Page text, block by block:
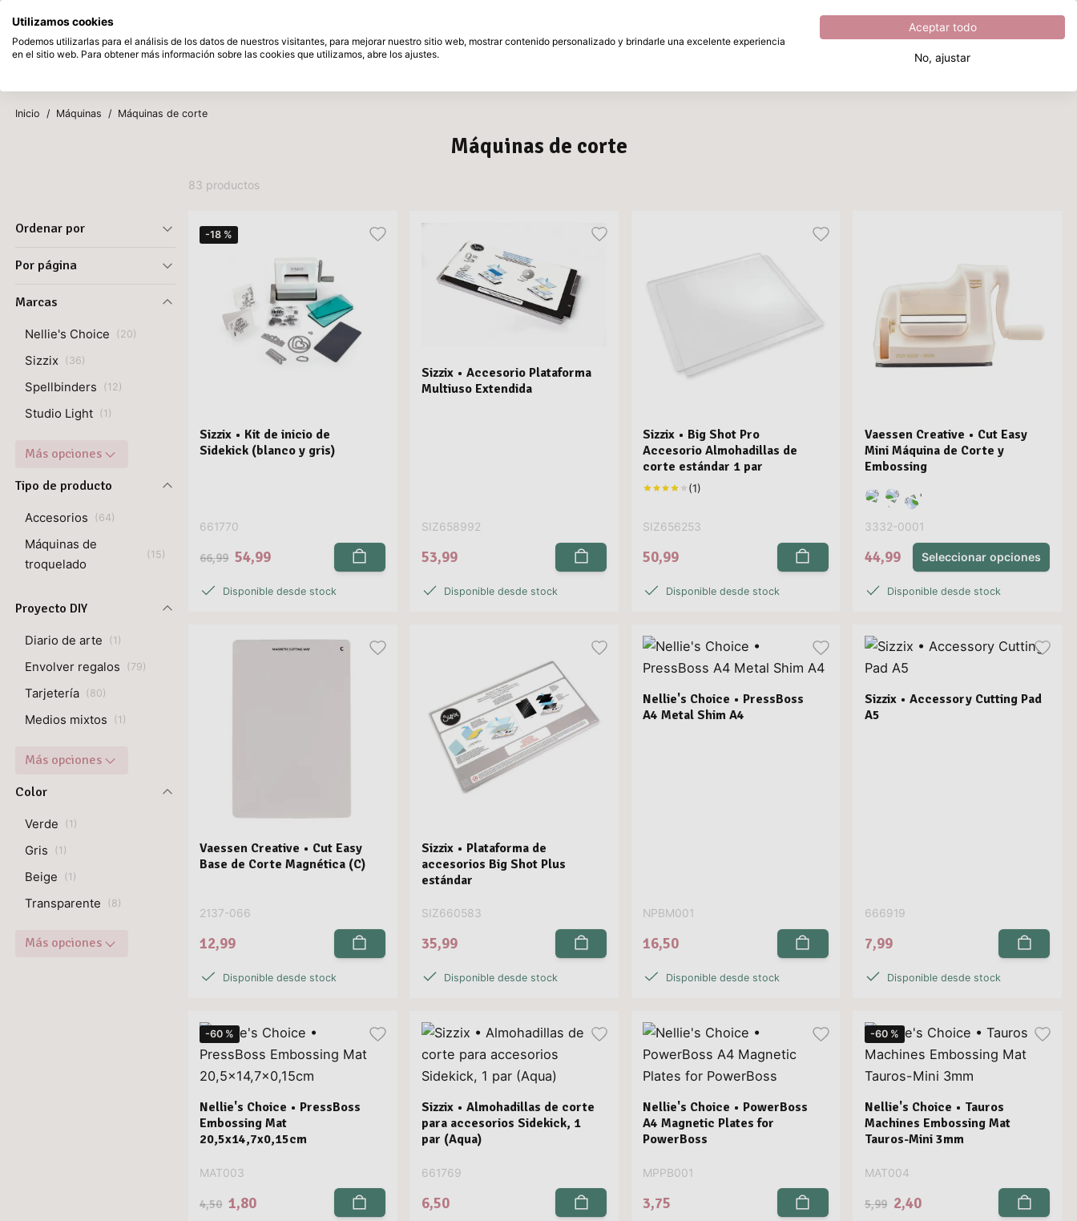
Saltar al contenido principal
Excelente 4.8sobre5
Próximamente
Inicio / Máquinas / Máquinas de corte
Máquinas de corte
Ordenar por
Por página
Marcas
Nellie's Choice (20)
Sizzix (36)
Spellbinders (12)
Studio Light (1 )
Más opciones
Tipo de producto
Accesorios (64)
Máquinas de
troquelado
(15)
Proyecto DIY
Diario de arte (1 )
Envolver regalos (79)
Tarjetería (80)
Medios mixtos (1 )
Más opciones
Color
Verde (1 )
Gris (1 )
Beige (1 )
Transparente (8)
Más opciones
83 productos
-18 %
Sizzix • Kit de inicio de
Sidekick (blanco y gris)
661770
66,99 54,99
Disponible desde stock
Sizzix • Accesorio Plataforma
Multiuso Extendida
SIZ658992
53,99
Disponible desde stock
Sizzix • Big Shot Pro
Accesorio Almohadillas de
corte estándar 1 par
SIZ656253
50,99
Disponible desde stock
Vaessen Creative • Cut Easy
Mini Máquina de Corte y
Embossing
3332-0001
44,99 Seleccionar opciones
Disponible desde stock
Vaessen Creative • Cut Easy
Base de Corte Magnética (C)
2137-066
12,99
Disponible desde stock
Sizzix • Plataforma de
accesorios Big Shot Plus
estándar
SIZ660583
35,99
Disponible desde stock
Nellie's Choice • PressBoss
A4 Metal Shim A4
NPBM001
16,50
Disponible desde stock
Sizzix • Accessory Cutting Pad
A5
666919
7,99
Disponible desde stock
-60 %
Nellie's Choice • PressBoss
Embossing Mat
20,5x14,7x0,15cm
MAT003
4,50 1,80
Sizzix • Almohadillas de corte
para accesorios Sidekick, 1
par (Aqua)
661769
6,50
Nellie's Choice • PowerBoss
A4 Magnetic Plates for
PowerBoss
MPPB001
3,75
-60 %
Nellie's Choice • Tauros
Machines Embossing Mat
Tauros-Mini 3mm
MAT004
5,99 2,40
Utilizamos cookies
Podemos utilizarlas para el análisis de los datos de nuestros visitantes, para mejorar nuestro sitio web, mostrar contenido personalizado y brindarle una excelente experiencia
en el sitio web. Para obtener más información sobre las cookies que utilizamos, abre los ajustes.
Aceptar todo
No, ajustar